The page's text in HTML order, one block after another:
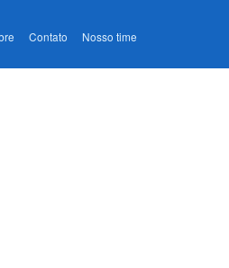
Contato Nosso time